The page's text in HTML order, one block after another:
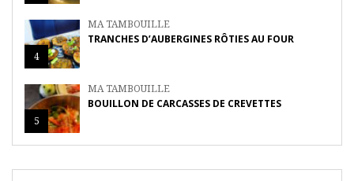
4
MA TAMBOUILLE
TRANCHES D’AUBERGINES RÔTIES AU FOUR
5
MA TAMBOUILLE
BOUILLON DE CARCASSES DE CREVETTES